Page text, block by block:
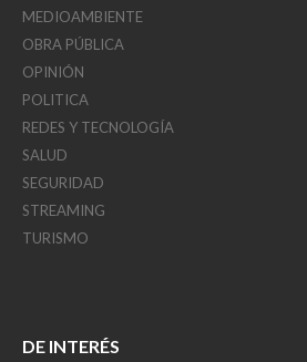
MEDIOAMBIENTE
OBRA PÚBLICA
OPINIÓN
POLITICA
REDES Y TECNOLOGÍA
SALUD
SEGURIDAD
STREAMING
TURISMO
DE INTERÉS